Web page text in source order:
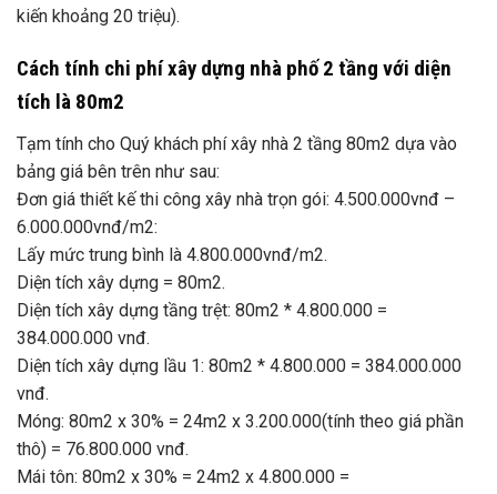
kiến khoảng 20 triệu).
Cách tính chi phí xây dựng nhà phố 2 tầng với diện
tích là 80m2
Tạm tính cho Quý khách phí xây nhà 2 tầng 80m2 dựa vào
bảng giá bên trên như sau:
Đơn giá thiết kế thi công xây nhà trọn gói: 4.500.000vnđ –
6.000.000vnđ/m2:
Lấy mức trung bình là 4.800.000vnđ/m2.
Diện tích xây dựng = 80m2.
Diện tích xây dựng tầng trệt: 80m2 * 4.800.000 =
384.000.000 vnđ.
Diện tích xây dựng lầu 1: 80m2 * 4.800.000 = 384.000.000
vnđ.
Móng: 80m2 x 30% = 24m2 x 3.200.000(tính theo giá phần
thô) = 76.800.000 vnđ.
Mái tôn: 80m2 x 30% = 24m2 x 4.800.000 =